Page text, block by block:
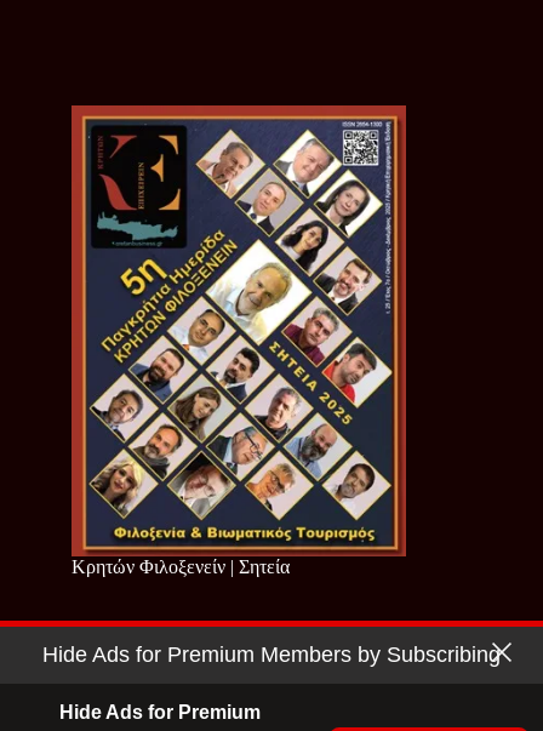
Κρητών Φιλοξενείν | Σητεία
Copyright © 2026 - Cretan Business | Κρητών Επιχειρείν
Hide Ads for Premium Members by Subscribing
Hide Ads for Premium